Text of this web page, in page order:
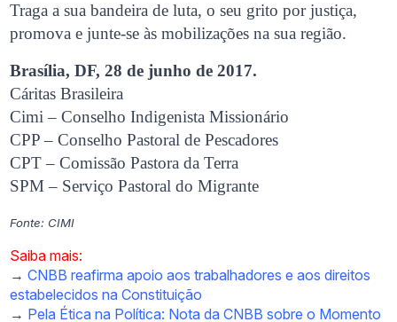
Traga a sua bandeira de luta, o seu grito por justiça,
promova e junte-se às mobilizações na sua região.
Brasília, DF, 28 de junho de 2017.
Cáritas Brasileira
Cimi – Conselho Indigenista Missionário
CPP – Conselho Pastoral de Pescadores
CPT – Comissão Pastora da Terra
SPM – Serviço Pastoral do Migrante
Fonte: CIMI
Saiba mais:
→CNBB reafirma apoio aos trabalhadores e aos direitos
estabelecidos na Constituição
→ Pela Ética na Política: Nota da CNBB sobre o Momento